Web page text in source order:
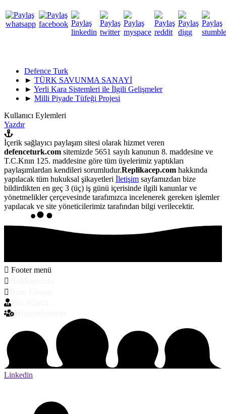
Defence Turk
► TÜRK SAVUNMA SANAYİ
► Yerli Kara Sistemleri ile İlgili Gelişmeler
► Milli Piyade Tüfeği Projesi
Kullanıcı Eylemleri
Yazdır
İçerik sağlayıcı paylaşım sitesi olarak hizmet veren
defenceturk.com sitemizde 5651 sayılı kanunun 8. maddesine ve
T.C.Knın 125. maddesine göre tüm üyelerimiz yaptıkları
paylaşımlardan kendileri sorumludur.Replikacep.com hakkında
yapılacak tüm hukuksal şikayetleri İletişim sayfamızdan bize
bildirdikten en geç 3 (üç) iş günü içerisinde ilgili kanunlar ve
yönetmelikler çerçevesinde tarafımızca incelenerek gereken işlemler
yapılacak ve site yöneticilerimiz tarafından bilgi verilecektir.
Footer menü
Linkedin